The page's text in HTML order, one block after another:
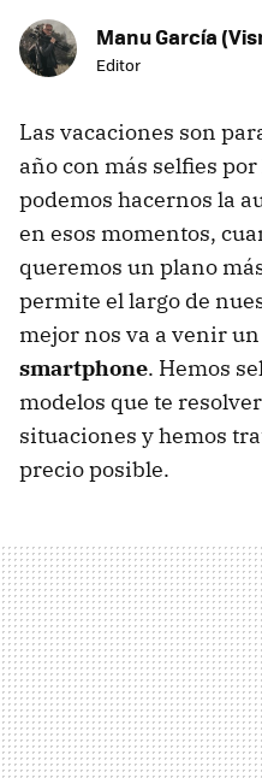
Manu García
Editor
Las vacaciones son
año con más selfies
podemos hacernos la
en esos momentos,
queremos un plano
permite el largo de
mejor nos va a venir un
smartphone. Hemos
modelos que te
situaciones y hemos
precio posible.